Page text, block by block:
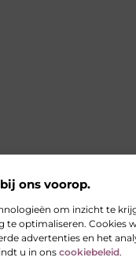
ons voorop.
om inzicht te
te optimaliseren. Cookies
advertenties en het
u in ons cookiebeleid.